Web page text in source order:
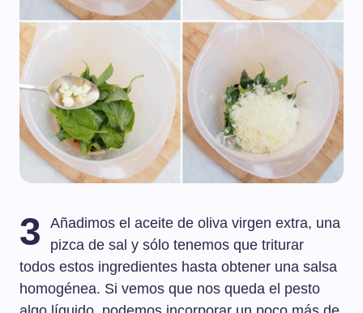
3
Añadimos el aceite de oliva virgen extra, una
pizca de sal y sólo tenemos que triturar
todos estos ingredientes hasta obtener una salsa
homogénea. Si vemos que nos queda el pesto